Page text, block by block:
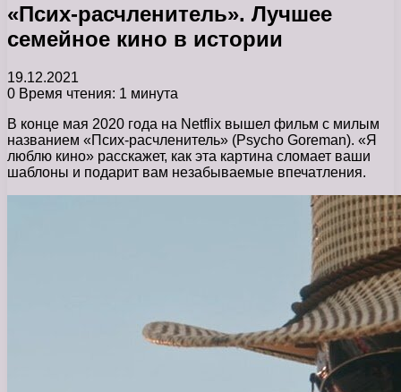
«Псих-расчленитель». Лучшее
семейное кино в истории
19.12.2021
0 Время чтения: 1 минута
В конце мая 2020 года на Netflix вышел фильм с милым
названием «Псих-расчленитель» (Psycho Goreman). «Я
люблю кино» расскажет, как эта картина сломает ваши
шаблоны и подарит вам незабываемые впечатления.